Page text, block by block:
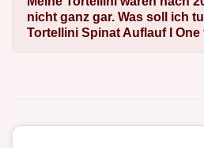
nicht ganz gar. Was soll ich
Tortellini Spinat Auflauf I